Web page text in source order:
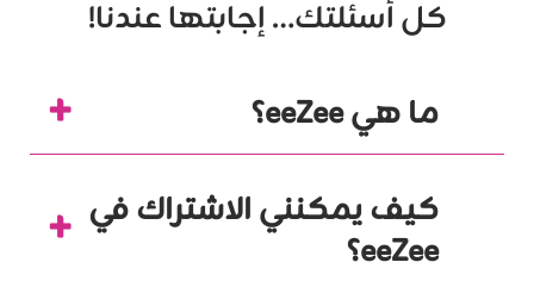
كل أسئلتك… إجابتها عندنا!
ما هي eeZee؟
كيف يمكنني الاشتراك في
eeZee؟